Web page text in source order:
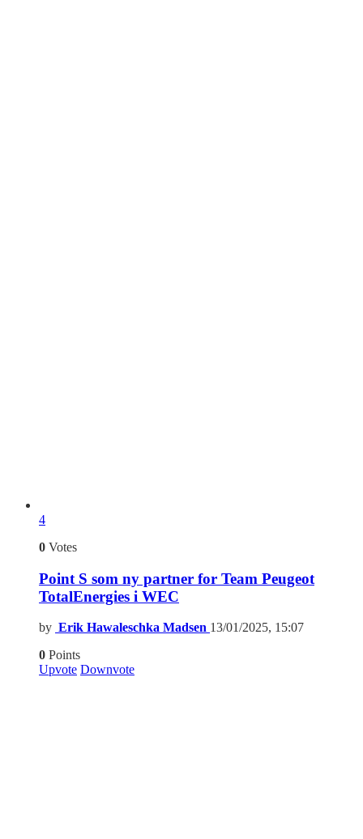
4
0 Votes
Point S som ny partner for Team Peugeot
TotalEnergies i WEC
by Erik Hawaleschka Madsen 13/01/2025, 15:07
0 Points
Upvote Downvote